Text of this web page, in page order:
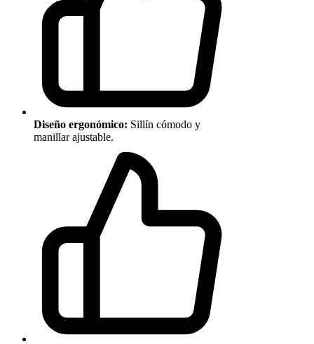
Diseño ergonómico: Sillín cómodo y
manillar ajustable.